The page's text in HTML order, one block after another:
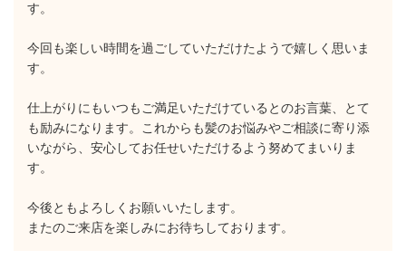
す。
今回も楽しい時間を過ごしていただけたようで嬉しく思いま
す。
仕上がりにもいつもご満足いただけているとのお言葉、とて
も励みになります。これからも髪のお悩みやご相談に寄り添
いながら、安心してお任せいただけるよう努めてまいりま
す。
今後ともよろしくお願いいたします。
またのご来店を楽しみにお待ちしております。